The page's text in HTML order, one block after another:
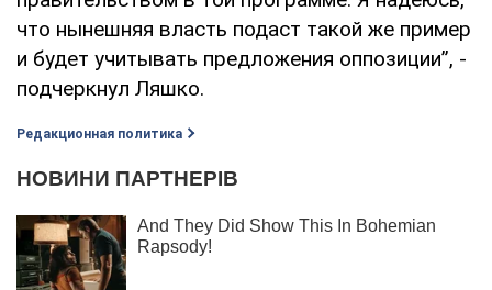
что нынешняя власть подаст такой же пример
и будет учитывать предложения оппозиции”, -
подчеркнул Ляшко.
Редакционная политика